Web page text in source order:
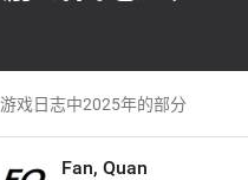
游戏日志中2025年的部分
Fan, Quan